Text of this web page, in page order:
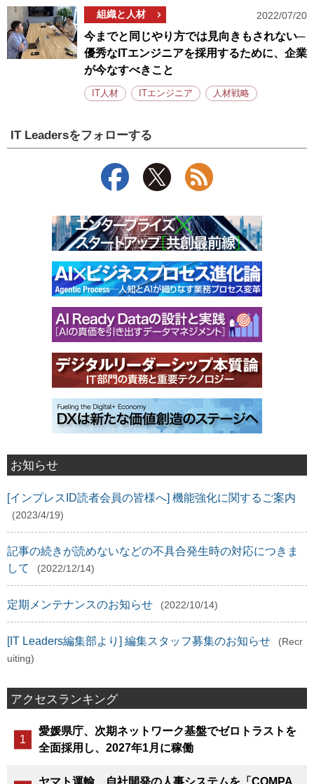
組織と人材 2022/07/20
今までと同じやり方では見向きもされない─
優秀なITエンジニアを採用するために、企業
が今なすべきこと
IT人材 ITエンジニア 人材戦略
IT Leadersをフォローする
お知らせ
[インプレスID読者会員の皆様へ] 機能強化に関するご案内
(2023/4/19)
記事の続きが読めないなどの不具合発生時の対応につきま
して
(2022/12/14)
定期メンテナンスのお知らせ (2022/10/14)
[IT Leaders編集部より] 編集スタッフ募集のお知らせ
(Recr
uiting)
アクセスランキング
愛媛県庁、次期ネットワーク基盤でゼロトラストを
全面採用し、2027年1月に稼働